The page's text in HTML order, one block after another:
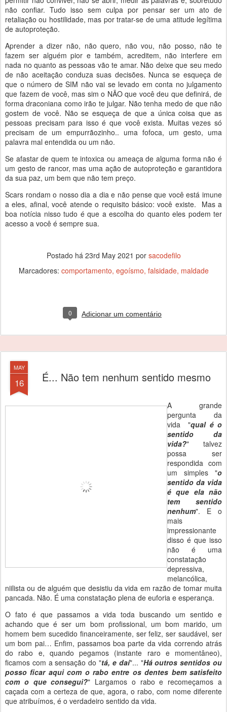
não confiar. Tudo isso sem culpa por pensar ser um ato de
retaliação ou hostilidade, mas por tratar-se de uma atitude legítima
de autoproteção.
Aprender a dizer não, não quero, não vou, não posso, não te
fazem ser alguém pior e também, acreditem, não interfere em
nada no quanto as pessoas vão te amar. Não deixe que seu medo
de não aceitação conduza suas decisões. Nunca se esqueça de
que o número de SIM não vai se levado em conta no julgamento
que fazem de você, mas sim o NÃO que você deu que definirá, de
forma draconiana como irão te julgar. Não tenha medo de que não
gostem de você. Não se esqueça de que a única coisa que as
pessoas precisam para isso é que você exista. Muitas vezes só
precisam de um empurrãozinho.. uma fofoca, um gesto, uma
palavra mal entendida ou um não.
Se afastar de quem te intoxica ou ameaça de alguma forma não é
um gesto de rancor, mas uma ação de autoproteção e garantidora
da sua paz, um bem que não tem preço.
Scars rondam o nosso dia a dia e não pense que você está imune
a eles, afinal, você atende o requisito básico: você existe. Mas a
boa notícia nisso tudo é que a escolha do quanto eles podem ter
acesso a você é sempre sua.
Postado há 23rd May 2021 por sacodefilo
Marcadores: comportamento egoísmo falsidade maldade
0 Adicionar um comentário
MAY
16 É... Não tem nenhum sentido mesmo
A grande
pergunta da
vida "qual é o
sentido da
vida?" talvez
possa ser
respondida com
um simples "o
sentido da vida
é que ela não
tem sentido
nenhum". E o
mais
impressionante
disso é que isso
não é uma
constatação
depressiva,
melancólica,
niilista ou de alguém que desistiu da vida em razão de tomar muita
pancada. Não. É uma constatação plena de euforia e esperança.
O fato é que passamos a vida toda buscando um sentido e
achando que é ser um bom profissional, um bom marido, um
homem bem sucedido financeiramente, ser feliz, ser saudável, ser
um bom pai… Enfim, passamos boa parte da vida correndo atrás
do rabo e, quando pegamos (instante raro e momentâneo),
ficamos com a sensação do "tá, e daí"... "Há outros sentidos ou
posso ficar aqui com o rabo entre os dentes bem satisfeito
com o que consegui?" Largamos o rabo e recomeçamos a
caçada com a certeza de que, agora, o rabo, com nome diferente
que atribuímos, é o verdadeiro sentido da vida.